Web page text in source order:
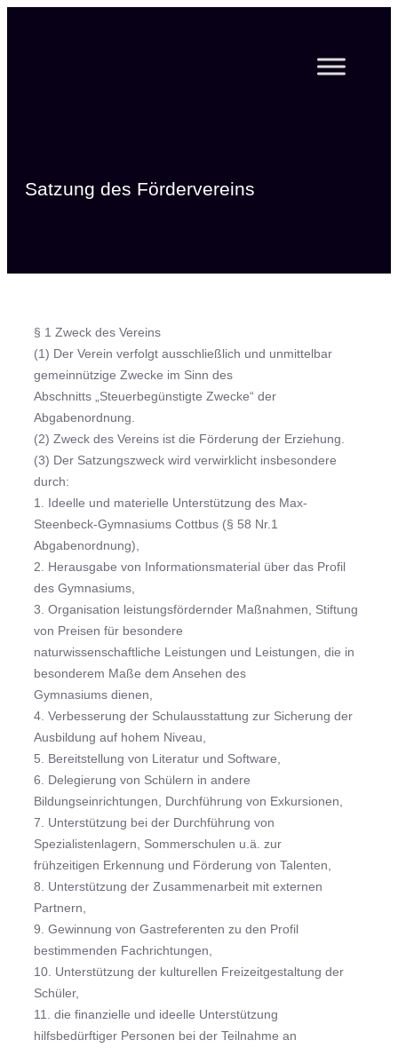
Satzung des Fördervereins
§ 1 Zweck des Vereins
(1) Der Verein verfolgt ausschließlich und unmittelbar
gemeinnützige Zwecke im Sinn des
Abschnitts „Steuerbegünstigte Zwecke“ der
Abgabenordnung.
(2) Zweck des Vereins ist die Förderung der Erziehung.
(3) Der Satzungszweck wird verwirklicht insbesondere
durch:
1. Ideelle und materielle Unterstützung des Max-
Steenbeck-Gymnasiums Cottbus (§ 58 Nr.1
Abgabenordnung),
2. Herausgabe von Informationsmaterial über das Profil
des Gymnasiums,
3. Organisation leistungsfördernder Maßnahmen, Stiftung
von Preisen für besondere
naturwissenschaftliche Leistungen und Leistungen, die in
besonderem Maße dem Ansehen des
Gymnasiums dienen,
4. Verbesserung der Schulausstattung zur Sicherung der
Ausbildung auf hohem Niveau,
5. Bereitstellung von Literatur und Software,
6. Delegierung von Schülern in andere
Bildungseinrichtungen, Durchführung von Exkursionen,
7. Unterstützung bei der Durchführung von
Spezialistenlagern, Sommerschulen u.ä. zur
frühzeitigen Erkennung und Förderung von Talenten,
8. Unterstützung der Zusammenarbeit mit externen
Partnern,
9. Gewinnung von Gastreferenten zu den Profil
bestimmenden Fachrichtungen,
10. Unterstützung der kulturellen Freizeitgestaltung der
Schüler,
11. die finanzielle und ideelle Unterstützung
hilfsbedürftiger Personen bei der Teilnahme an